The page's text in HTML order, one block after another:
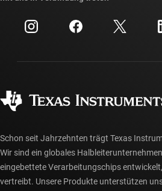
Investorenbeziehungen
Fertigung
Kundensupportzentrum
myTI-Konto FAQs
Häufig gestellte Fragen zu
Schon seit Jahrzehnten trägt Texas
Wir sind ein globales
eingebettete Verarbeitungschips
vertreibt. Unsere Produkte unterstützen